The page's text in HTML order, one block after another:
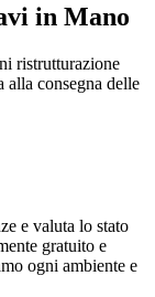
in Mano
ristrutturazione
alla consegna delle
e valuta lo stato
gratuito e
ogni ambiente e